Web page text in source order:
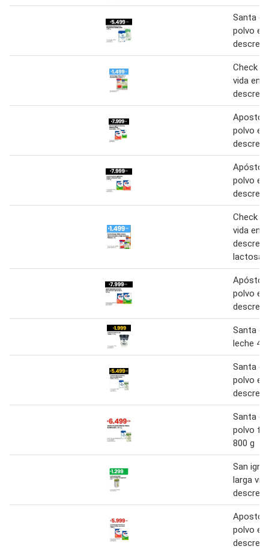
Santa
polvo
Check
vida
polvo
polvo
Check
vida
lactosa
polvo
Santa
leche
Santa
polvo
Santa
polvo
800 g
San
larga
polvo